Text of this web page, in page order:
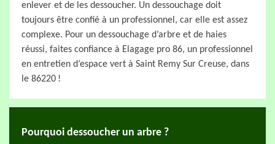
enlever et de les dessoucher. Un dessouchage doit
toujours être confié à un professionnel, car elle est assez
complexe. Pour un dessouchage d’arbre et de haies
réussi, faites confiance à Elagage pro 86, un professionnel
en entretien d’espace vert à Saint Remy Sur Creuse, dans
le 86220 !
Pourquoi dessoucher un arbre ?